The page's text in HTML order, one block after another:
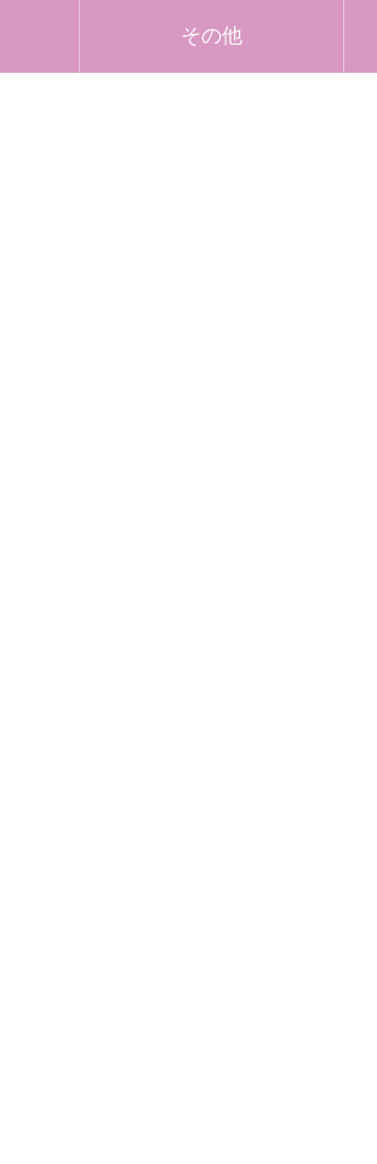
その他